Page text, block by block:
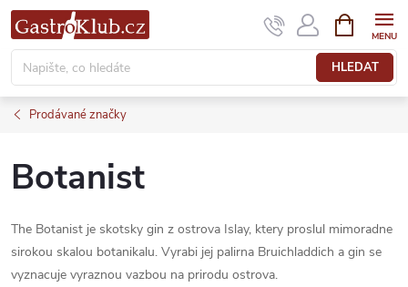
Přejít
na
obsah
HLEDAT
NÁKUPNÍ
KOŠÍK
Prodávané značky
Botanist
The Botanist je skotsky gin z ostrova Islay, ktery proslul mimoradne
sirokou skalou botanikalu. Vyrabi jej palirna Bruichladdich a gin se
vyznacuje vyraznou vazbou na prirodu ostrova.